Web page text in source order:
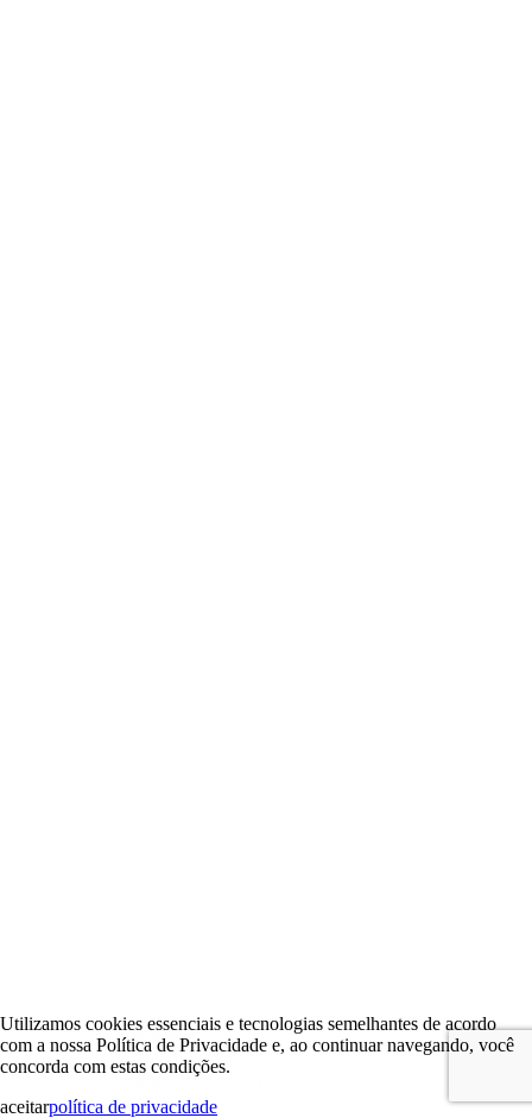
Utilizamos cookies essenciais e tecnologias semelhantes de acordo
com a nossa Política de Privacidade e, ao continuar navegando, você
concorda com estas condições.
aceitarpolítica de privacidade